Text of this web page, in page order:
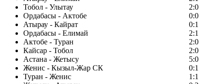
Тобол - Улытау
2:0
Ордабасы - Актобе
0:0
Атырау - Кайрат
0:1
Ордабасы - Елимай
2:1
Актобе - Туран
2:0
Кайсар - Тобол
2:0
Астана - Жетысу
5:0
Женис - Кызыл-Жар СК
0:1
Туран - Женис
1:1